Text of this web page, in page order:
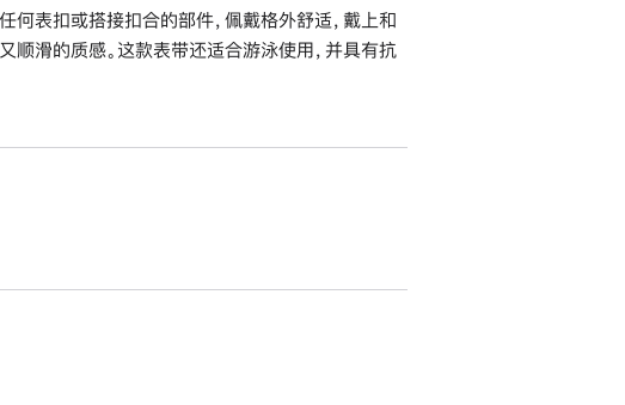
何表扣或搭接扣合的部件，佩戴格外舒适，戴上和
顺滑的质感。这款表带还适合游泳使用，并具有抗